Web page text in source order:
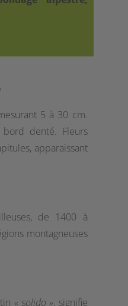
5 à 30 cm.
bord denté. Fleurs
apparaissant
de 1400 à
montagneuses
« solido », signifie